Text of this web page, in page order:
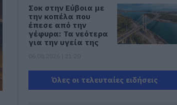
Σοκ στην Εύβοια με
την κοπέλα που
έπεσε από την
γέφυρα: Τα νεότερα
για την υγεία της
Νεότερα για τη
Φωτιά στη Σκύρο:
Όλες οι τελευταίες ειδήσεις